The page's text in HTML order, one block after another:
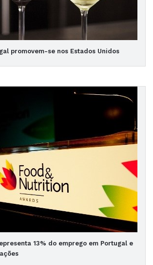
promovem-se nos Estados Unidos
13% do emprego em Portugal e